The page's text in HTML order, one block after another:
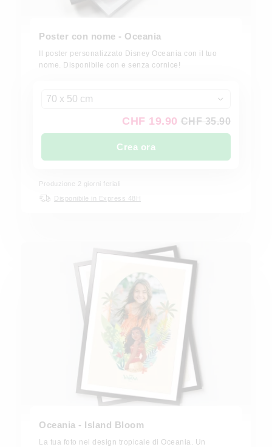
Poster con nome - Oceania
Il poster personalizzato Disney Oceania con il tuo
nome. Disponibile con e senza cornice!
70 x 50 cm
CHF 19.90 CHF 35.90
Crea ora
Produzione 2 giorni feriali
Disponibile in Express 48H
Oceania - Island Bloom
La tua foto nel design tropicale di Oceania. Un